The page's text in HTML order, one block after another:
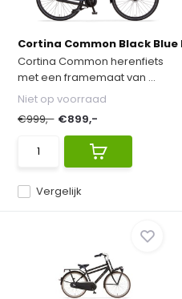
Cortina Common Black Blue
Cortina Common herenfiets
met een framemaat van ...
Vergelijk
Niet op voorraad
€999,- €899,-